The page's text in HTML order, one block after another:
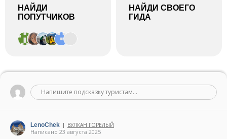
НАЙДИ
ПОПУТЧИКОВ
НАЙДИ СВОЕГО
ГИДА
Напишите подсказку туристам...
LenoChek | ВУЛКАН ГОРЕЛЫЙ
Написано 23 августа 2025